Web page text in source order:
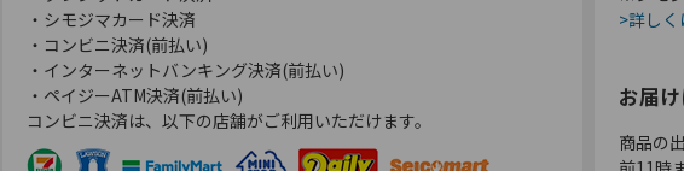
・シモジマカード決済
・コンビニ決済(前払い)
・インターネットバンキング決済(前払い)
・ペイジーATM決済(前払い)
コンビニ決済は、以下の店舗がご利用いただけます。
>詳し
お届
商品の